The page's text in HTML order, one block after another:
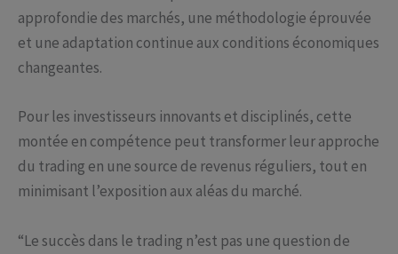
approfondie des marchés, une méthodologie éprouvée
et une adaptation continue aux conditions économiques
changeantes.
Pour les investisseurs innovants et disciplinés, cette
montée en compétence peut transformer leur approche
du trading en une source de revenus réguliers, tout en
minimisant l’exposition aux aléas du marché.
“Le succès dans le trading n’est pas une question de